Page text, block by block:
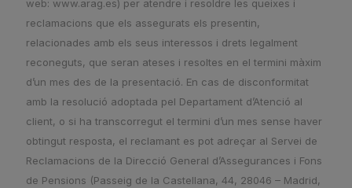
web: www.arag.es) per atendre i resoldre les queixes i
reclamacions que els assegurats els presentin,
relacionades amb els seus interessos i drets legalment
reconeguts, que seran ateses i resoltes en el termini màxim
d’un mes des de la presentació. En cas de disconformitat
amb la resolució adoptada pel Departament d’Atenció al
client, o si ha transcorregut el termini d’un mes sense haver
obtingut resposta, el reclamant es pot adreçar al Servei de
Reclamacions de la Direcció General d’Assegurances i Fons
de Pensions (Passeig de la Castellana, 44, 28046 – Madrid,